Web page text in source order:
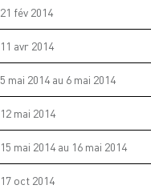
21 fév 2014
11 avr 2014
5 mai 2014 au 6 mai 2014
12 mai 2014
15 mai 2014 au 16 mai 2014
17 oct 2014